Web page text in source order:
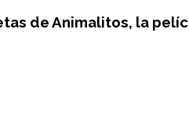
de Animalitos, la